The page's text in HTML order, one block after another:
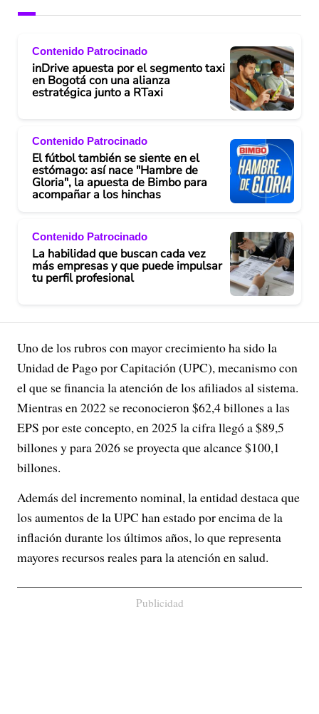
Contenido Patrocinado
inDrive apuesta por el segmento taxi
en Bogotá con una alianza
estratégica junto a RTaxi
Contenido Patrocinado
El fútbol también se siente en el
estómago: así nace "Hambre de
Gloria", la apuesta de Bimbo para
acompañar a los hinchas
Contenido Patrocinado
La habilidad que buscan cada vez
más empresas y que puede impulsar
tu perfil profesional
Uno de los rubros con mayor crecimiento ha sido la
Unidad de Pago por Capitación (UPC), mecanismo con
el que se financia la atención de los afiliados al sistema.
Mientras en 2022 se reconocieron $62,4 billones a las
EPS por este concepto, en 2025 la cifra llegó a $89,5
billones y para 2026 se proyecta que alcance $100,1
billones.
Además del incremento nominal, la entidad destaca que
los aumentos de la UPC han estado por encima de la
inflación durante los últimos años, lo que representa
mayores recursos reales para la atención en salud.
Publicidad